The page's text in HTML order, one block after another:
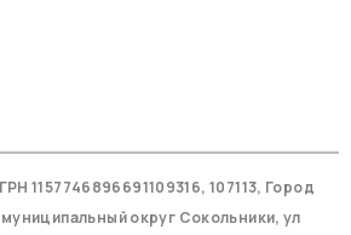
1157746896691109316, 107113, Город
округ Сокольники, ул